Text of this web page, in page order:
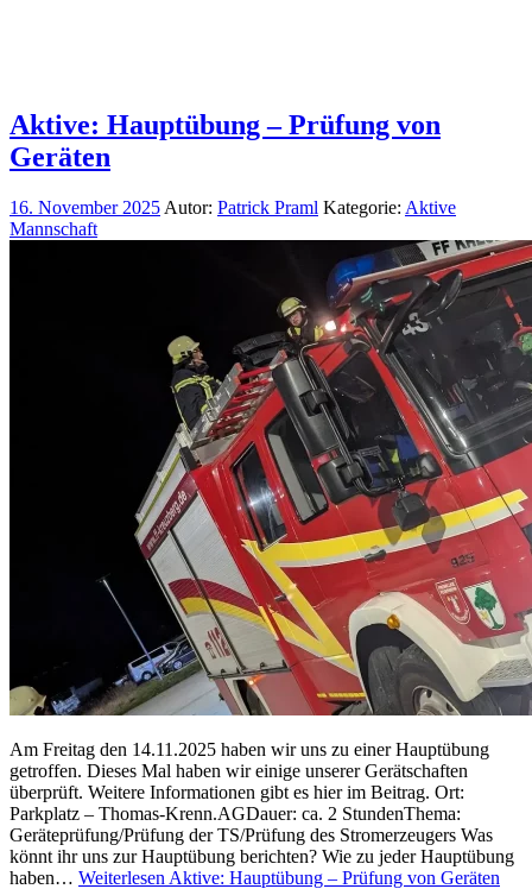
Aktive: Hauptübung – Prüfung von
Geräten
16. November 2025 Autor: Patrick Praml Kategorie: Aktive
Mannschaft
Am Freitag den 14.11.2025 haben wir uns zu einer Hauptübung
getroffen. Dieses Mal haben wir einige unserer Gerätschaften
überprüft. Weitere Informationen gibt es hier im Beitrag. Ort:
Parkplatz – Thomas-Krenn.AGDauer: ca. 2 StundenThema:
Geräteprüfung/Prüfung der TS/Prüfung des Stromerzeugers Was
könnt ihr uns zur Hauptübung berichten? Wie zu jeder Hauptübung
haben… Weiterlesen Aktive: Hauptübung – Prüfung von Geräten